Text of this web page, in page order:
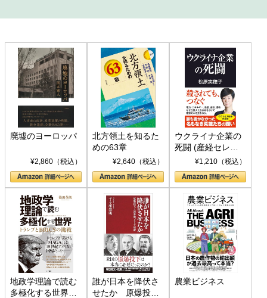
廃墟のヨーロッパ
¥2,860（税込）
北方領土を知るた
めの63章
¥2,640（税込）
ウクライナ企業の
死闘 (産経セレク
ト S 039)¥1,210（税込）
地政学理論で読む
多極化する世界：
誰が日本を降伏さ
せたか 原爆投
農業ビジネス